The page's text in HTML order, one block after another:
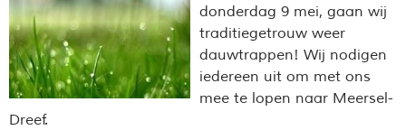
donderdag 9 mei, gaan wij
traditiegetrouw weer
dauwtrappen! Wij nodigen
iedereen uit om met ons
mee te lopen naar Meersel-
Dreef.